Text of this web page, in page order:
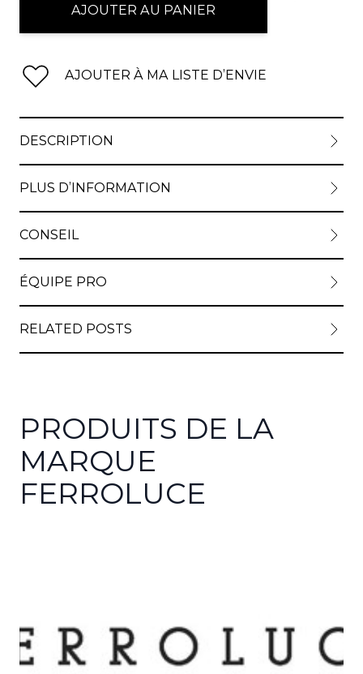
AJOUTER AU PANIER
AJOUTER À MA LISTE D’ENVIE
DESCRIPTION
PLUS D’INFORMATION
CONSEIL
ÉQUIPE PRO
RELATED POSTS
PRODUITS DE LA
MARQUE
FERROLUCE